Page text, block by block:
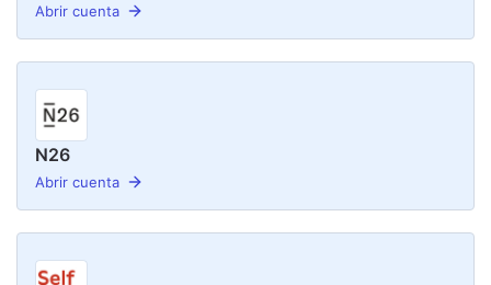
Abrir cuenta
N26
Abrir cuenta